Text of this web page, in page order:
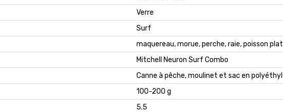
Verre
Surf
maquereau, morue, perche, raie, poisson plat
Mitchell Neuron Surf Combo
Canne à pêche, moulinet et sac en
100-200 g
5.5